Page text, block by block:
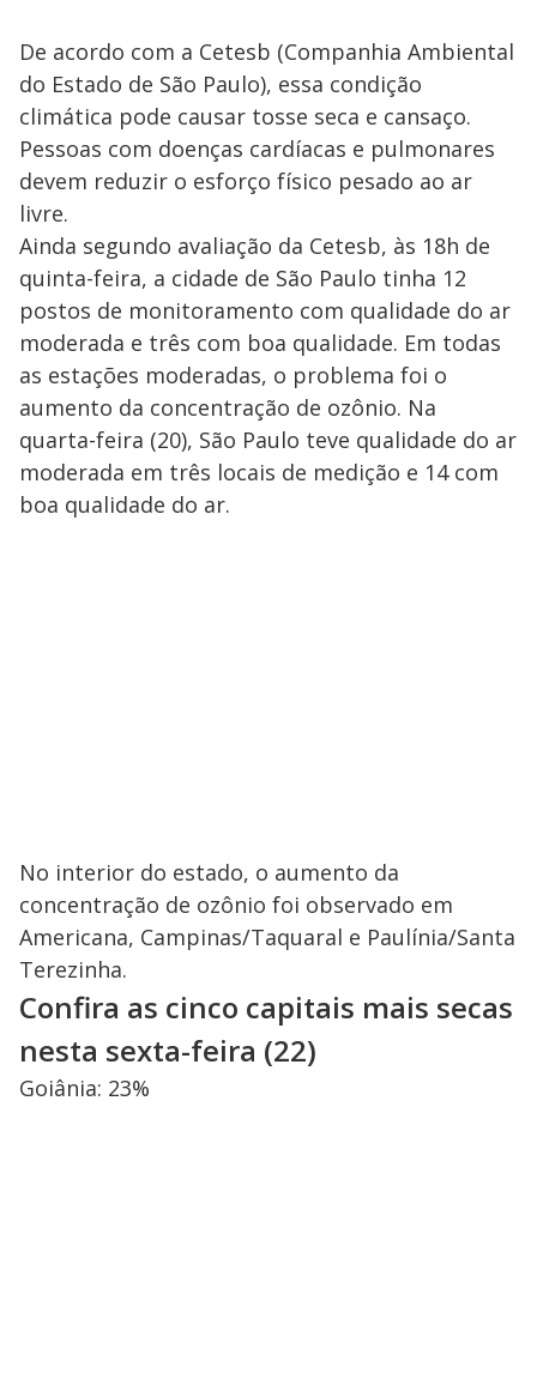
De acordo com a Cetesb (Companhia Ambiental
do Estado de São Paulo), essa condição
climática pode causar tosse seca e cansaço.
Pessoas com doenças cardíacas e pulmonares
devem reduzir o esforço físico pesado ao ar
livre.
Ainda segundo avaliação da Cetesb, às 18h de
quinta-feira, a cidade de São Paulo tinha 12
postos de monitoramento com qualidade do ar
moderada e três com boa qualidade. Em todas
as estações moderadas, o problema foi o
aumento da concentração de ozônio. Na
quarta-feira (20), São Paulo teve qualidade do ar
moderada em três locais de medição e 14 com
boa qualidade do ar.
No interior do estado, o aumento da
concentração de ozônio foi observado em
Americana, Campinas/Taquaral e Paulínia/Santa
Terezinha.
Confira as cinco capitais mais secas
nesta sexta-feira (22)
Goiânia: 23%